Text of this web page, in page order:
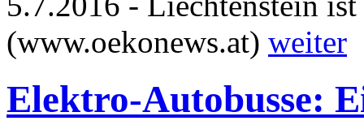
(www.oekonews.at) weiter
Elektro-Autobusse: